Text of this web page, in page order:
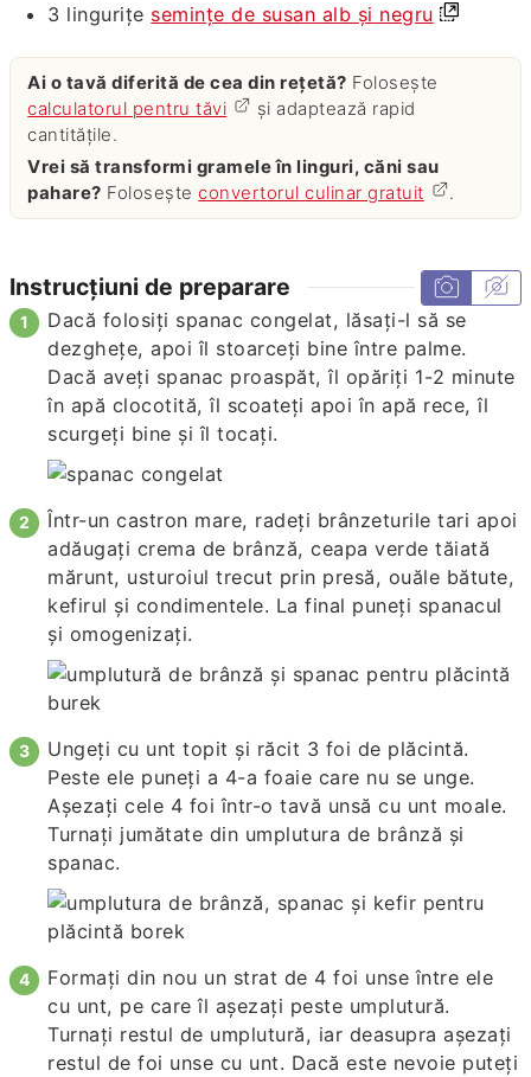
3 lingurițe semințe de susan alb și negru
Ai o tavă diferită de cea din rețetă? Folosește
calculatorul pentru tăvi
și adaptează rapid
cantitățile.
Vrei să transformi gramele în linguri, căni sau
pahare? Foloseșteconvertorul culinar gratuit .
Instrucțiuni de preparare
Dacă folosiți spanac congelat, lăsați-l să se
dezghețe, apoi îl stoarceți bine între palme.
Dacă aveți spanac proaspăt, îl opăriți 1-2 minute
în apă clocotită, îl scoateți apoi în apă rece, îl
scurgeți bine și îl tocați.
Într-un castron mare, radeți brânzeturile tari apoi
adăugați crema de brânză, ceapa verde tăiată
mărunt, usturoiul trecut prin presă, ouăle bătute,
kefirul și condimentele. La final puneți spanacul
și omogenizați.
Ungeți cu unt topit și răcit 3 foi de plăcintă.
Peste ele puneți a 4-a foaie care nu se unge.
Așezați cele 4 foi într-o tavă unsă cu unt moale.
Turnați jumătate din umplutura de brânză și
spanac.
Formați din nou un strat de 4 foi unse între ele
cu unt, pe care îl așezați peste umplutură.
Turnați restul de umplutură, iar deasupra așezați
restul de foi unse cu unt. Dacă este nevoie puteți